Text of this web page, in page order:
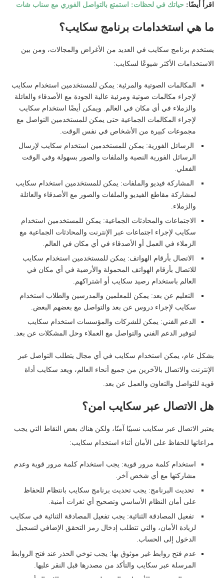
اقرأ أيضًا: حياتك في لحظات: استمتع بالتواصل الفوري مع سناب شات
ما هي استخدامات برنامج سكايب؟
يستخدم برنامج سكايب في العديد من الأغراض والمجالات، ومن بين
الاستخدامات الأكثر شيوعًا لسكايب:
المكالمات الصوتية والمرئية: يمكن للمستخدمين استخدام سكايب
لإجراء مكالمات صوتية ومرئية عالية الجودة مع الأصدقاء والعائلة
والزملاء في أي مكان في العالم. ويمكن أيضًا استخدام سكايب
لإجراء المكالمات الجماعية حتى يمكن للمستخدمين التواصل مع
مجموعات كبيرة من الأشخاص في نفس الوقت.
الرسائل الفورية: يمكن للمستخدمين استخدام سكايب لإرسال
الرسائل الفورية النصية والملفات والصور بسهولة وفي الوقت
الفعلي.
المشاركة فيديو والملفات: يمكن للمستخدمين استخدام سكايب
لمشاركة مقاطع الفيديو والملفات والصور مع الأصدقاء والعائلة
والزملاء.
الاجتماعات والمحادثات الجماعية: يمكن للمستخدمين استخدام
سكايب لإجراء اجتماعات عبر الإنترنت والمحادثات الجماعية مع
الزملاء في العمل أو الأصدقاء في أي مكان في العالم.
الاتصال بأرقام الهواتف: يمكن للمستخدمين استخدام سكايب
للاتصال بأرقام الهواتف المحمولة والأرضية في أي مكان في
العالم باستخدام رصيد سكايب أو اشتراكهم.
التعليم عن بعد: يمكن للمعلمين والمدرسين والطلاب استخدام
سكايب لإجراء دروس عن بعد والتواصل مع بعضهم البعض.
الدعم الفني: يمكن للشركات والمؤسسات استخدام سكايب
لتوفير الدعم الفني والتواصل مع العملاء وحل المشكلات عن بعد.
بشكل عام، يمكن استخدام سكايب في أي مجال يتطلب التواصل عبر
الإنترنت والاتصال بالآخرين من جميع أنحاء العالم، ويعد سكايب أداة
قوية للتواصل والتعاون والعمل عن بعد.
هل الاتصال عبر سكايب امن؟
يعتبر الاتصال عبر سكايب نسبيًا آمنًا، ولكن هناك بعض النقاط التي يجب
مراعاتها للحفاظ على الأمان أثناء استخدام سكايب:
استخدام كلمة مرور قوية: يجب استخدام كلمة مرور قوية وعدم
مشاركتها مع أي شخص آخر.
تحديث البرنامج: يجب تحديث برنامج سكايب بانتظام للحفاظ
على أمان النظام الأساسي وتصحيح أي ثغرات أمنية.
تفعيل المصادقة الثنائية: يجب تفعيل المصادقة الثنائية في سكايب
لزيادة الأمان، والتي تتطلب إدخال رمز التحقق الإضافي لتسجيل
الدخول إلى الحساب.
عدم فتح روابط غير موثوق بها: يجب توخي الحذر عند فتح الروابط
المرسلة عبر سكايب والتأكد من مصدرها قبل النقر عليها.